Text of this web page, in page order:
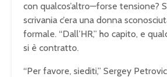
con qualcos’altro—forse tensione?
scrivania c’era una donna
formale. “Dall’HR,” ho capito, e
si è contratto.
“Per favore, siediti,” Sergey